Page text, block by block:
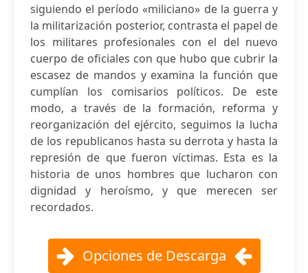
siguiendo el período «miliciano» de la guerra y
la militarización posterior, contrasta el papel de
los militares profesionales con el del nuevo
cuerpo de oficiales con que hubo que cubrir la
escasez de mandos y examina la función que
cumplían los comisarios políticos. De este
modo, a través de la formación, reforma y
reorganización del ejército, seguimos la lucha
de los republicanos hasta su derrota y hasta la
represión de que fueron víctimas. Esta es la
historia de unos hombres que lucharon con
dignidad y heroísmo, y que merecen ser
recordados.
Opciones de Descarga